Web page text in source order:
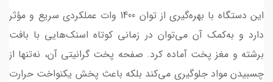
این دستگاه با بهره‌گیری از توان 1400 وات عملکردی سریع و مؤثر
دارد و به‌کمک آن می‌توان در زمانی کوتاه اسنک‌هایی با بافت
برشته و مغز پخت آماده کرد. صفحه پخت گرانیتی آن، نه‌تنها از
چسبیدن مواد جلوگیری می‌کند بلکه باعث پخش یکنواخت حرارت